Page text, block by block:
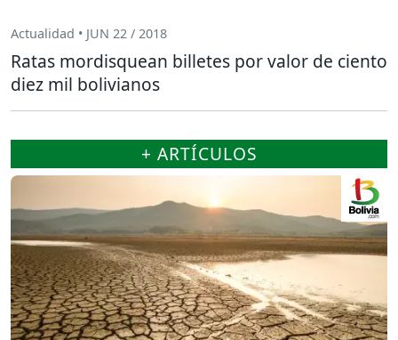
Actualidad • JUN 22 / 2018
Ratas mordisquean billetes por valor de ciento
diez mil bolivianos
+ ARTÍCULOS